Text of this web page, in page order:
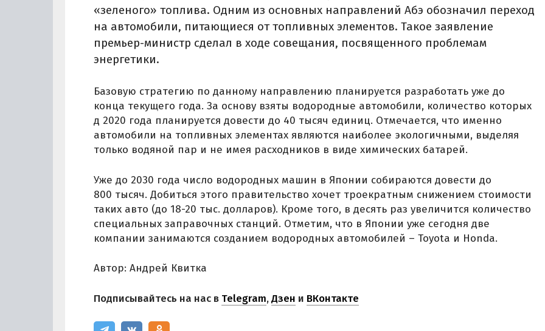
«зеленого» топлива. Одним из основных направлений Абэ обозначил переход
на автомобили, питающиеся от топливных элементов. Такое заявление
премьер-министр сделал в ходе совещания, посвященного проблемам
энергетики.
Базовую стратегию по данному направлению планируется разработать уже до
конца текущего года. За основу взяты водородные автомобили, количество которых
д 2020 года планируется довести до 40 тысяч единиц. Отмечается, что именно
автомобили на топливных элементах являются наиболее экологичными, выделяя
только водяной пар и не имея расходников в виде химических батарей.
Уже до 2030 года число водородных машин в Японии собираются довести до
800 тысяч. Добиться этого правительство хочет троекратным снижением стоимости
таких авто (до 18-20 тыс. долларов). Кроме того, в десять раз увеличится количество
специальных заправочных станций. Отметим, что в Японии уже сегодня две
компании занимаются созданием водородных автомобилей – Toyota и Honda.
Автор: Андрей Квитка
Подписывайтесь на нас в Telegram,Дзен и ВКонтакте